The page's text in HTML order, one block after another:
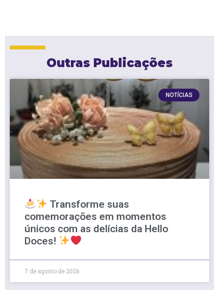
Outras Publicações
NOTÍCIAS
Transforme suas
comemorações em momentos
únicos com as delícias da Hello
Doces!
7 de agosto de 2026